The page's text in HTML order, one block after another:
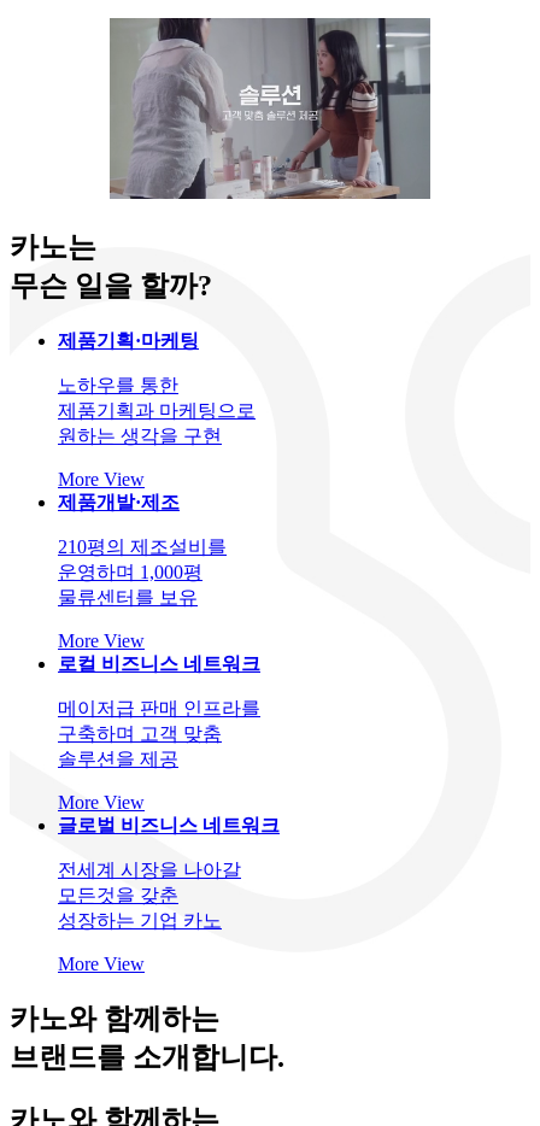
카노는
무슨 일을 할까?
제품기획·마케팅
노하우를 통한
제품기획과 마케팅으로
원하는 생각을 구현
More View
제품개발·제조
210평의 제조설비를
운영하며 1,000평
물류센터를 보유
More View
로컬 비즈니스 네트워크
메이저급 판매 인프라를
구축하며 고객 맞춤
솔루션을 제공
More View
글로벌 비즈니스 네트워크
전세계 시장을 나아갈
모든것을 갖춘
성장하는 기업 카노
More View
카노와 함께하는
브랜드를 소개합니다.